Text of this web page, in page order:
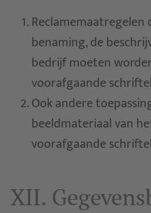
benaming, de
bedrijf moeten
voorafgaande
Ook andere
beeldmateriaal van
voorafgaande
XII.